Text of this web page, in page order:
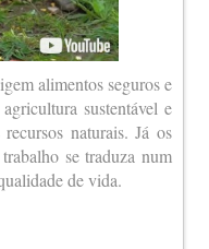
alimentos seguros e
sustentável e
naturais. Já os
se traduza num
de vida.